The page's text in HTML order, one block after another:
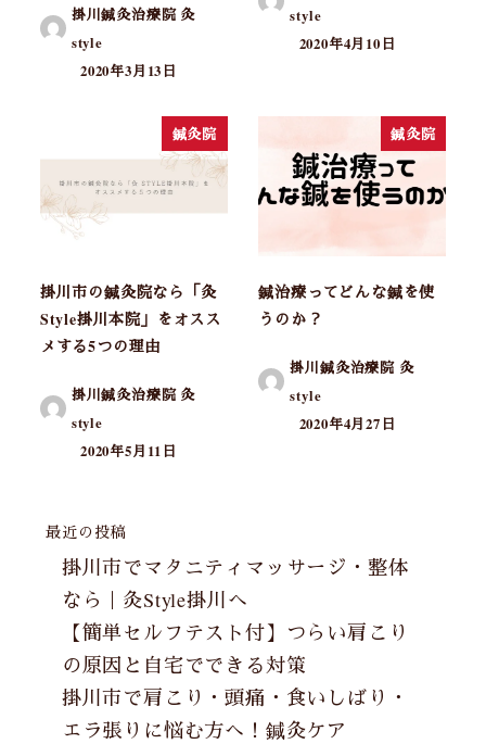
掛川鍼灸治療院 灸
style
2020年3月13日
style
2020年4月10日
鍼灸院
掛川市の鍼灸院なら「灸
Style掛川本院」をオスス
メする5つの理由
掛川鍼灸治療院 灸
style
2020年5月11日
鍼灸院
鍼治療ってどんな鍼を使
うのか？
掛川鍼灸治療院 灸
style
2020年4月27日
最近の投稿
掛川市でマタニティマッサージ・整体
なら｜灸Style掛川へ
【簡単セルフテスト付】つらい肩こり
の原因と自宅でできる対策
掛川市で肩こり・頭痛・食いしばり・
エラ張りに悩む方へ！鍼灸ケア